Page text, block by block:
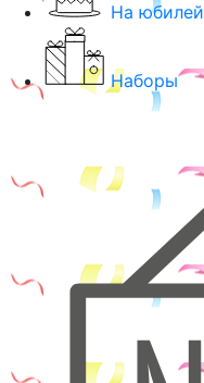
На юбилей
Наборы